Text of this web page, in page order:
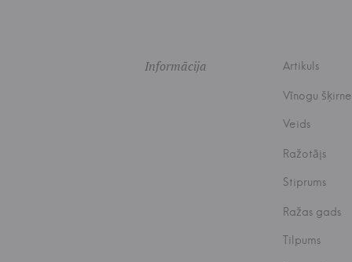
Informācija Artikuls
Vīnogu šķirne
Veids
Ražotājs
Stiprums
Ražas gads
Tilpums